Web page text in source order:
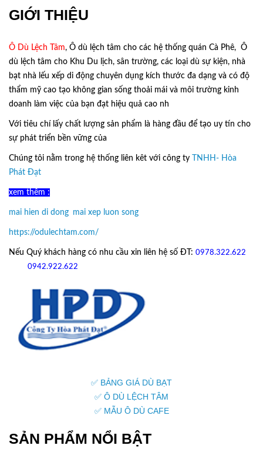
GIỚI THIỆU
Ô Dù Lệch Tâm, Ô dù lệch tâm cho các hệ thống quán Cà Phê, Ô
dù lệch tâm cho Khu Du lịch, sân trường, các loại dù sự kiện, nhà
bạt nhà lếu xếp di động chuyên dụng kích thước đa dạng và có độ
thẩm mỹ cao tạo không gian sống thoải mái và môi trường kinh
doanh làm việc của bạn đạt hiệu quả cao nh
Với tiêu chí lấy chất lượng sản phẩm là hàng đầu để tạo uy tín cho
sự phát triển bền vững của
Chúng tôi nằm trong hệ thống liên kêt với công ty TNHH- Hòa
Phát Đạt
xem thêm :
mai hien di dong mai xep luon song
https://odulechtam.com/
Nếu Quý khách hàng có nhu cầu xin liên hệ số ĐT: 0978.322.622
0942.922.622
✅ BẢNG GIÁ DÙ BẠT
✅ Ô DÙ LỆCH TÂM
✅ MẪU Ô DÙ CAFE
SẢN PHẨM NỔI BẬT